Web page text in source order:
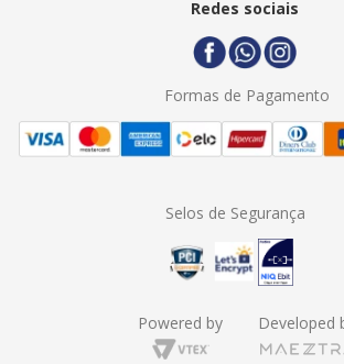
Redes sociais
Formas de Pagamento
Selos de Segurança
Powered by Developed